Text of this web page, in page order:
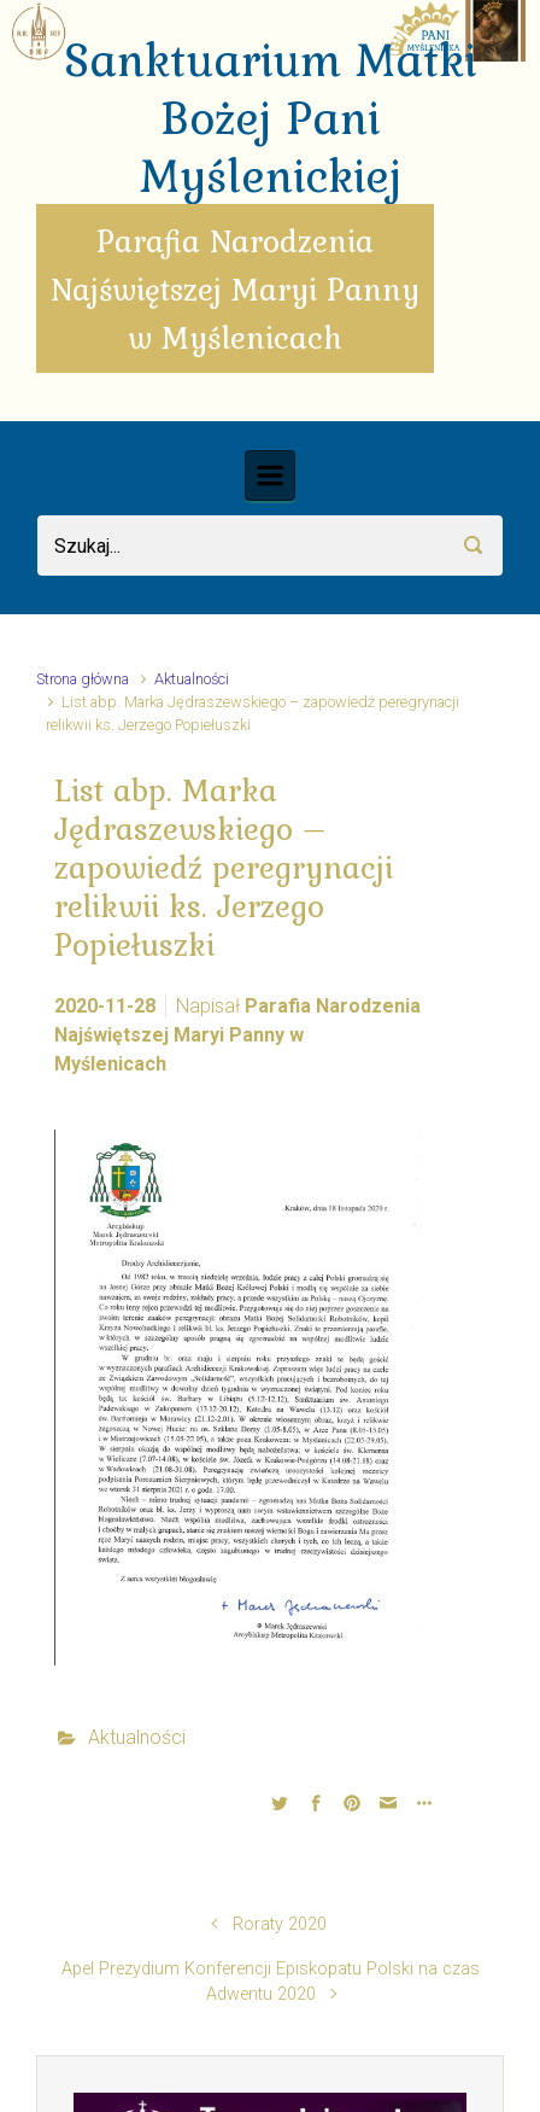
Skip to main content
Sanktuarium Matki
Bożej Pani
Myślenickiej
Parafia Narodzenia
Najświętszej Maryi Panny
w Myślenicach
Strona główna
Aktualności
List abp. Marka Jędraszewskiego – zapowiedź peregrynacji
relikwii ks. Jerzego Popiełuszki
List abp. Marka
Jędraszewskiego –
zapowiedź peregrynacji
relikwii ks. Jerzego
Popiełuszki
2020-11-28 Napisał Parafia Narodzenia
Najświętszej Maryi Panny w
Myślenicach
Aktualności
Roraty 2020
Apel Prezydium Konferencji Episkopatu Polski na czas
Adwentu 2020